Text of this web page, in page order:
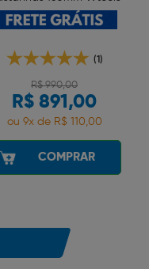
(1)
R$ 990,00
R$ 891,00
ou 9x de R$ 110,00
COMPRAR